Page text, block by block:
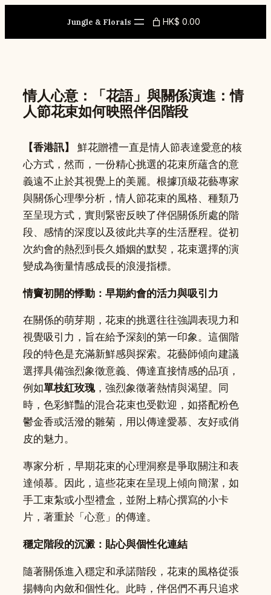
content
Jungle & Florals HK$ 0.00
情人心意：「花語」與關係演進：情
人節花束如何映照伴侶階段
【香港訊】
鮮花贈禮一直是情人節表達愛意的核
心方式，然而，一份精心挑選的花束所蘊含的意
義遠不止於其視覺上的美麗。根據頂級花藝專家
與關係心理學分析，情人節花束的風格、種類乃
至呈現方式，實則緊密反映了伴侶關係所處的階
段、感情的深度以及彼此共享的生活歷程。從初
次約會的熱烈到長久婚姻的默契，花束選擇的演
變成為衡量情感成長的浪漫指標。
情竇初開的悸動：早期約會的活力與吸引力
在關係的萌芽期，花束的挑選往往強調表現力和
視覺吸引力，旨在給予深刻的第一印象。這個階
段的特色是充滿新鮮感與探索。花藝師傾向建議
選擇具備強烈象徵意義、傳達直接情感的品項，
例如單枝紅玫瑰，強烈象徵著熱情與渴望。同
時，色彩鮮豔的混合花束也受歡迎，如搭配粉色
鬱金香或活潑的雛菊，用以傳達愛慕、友好或俏
皮的魅力。
專家分析，早期花束的心理洞察是爭取關注和表
達傾慕。因此，這些花束在呈現上傾向簡潔，如
手工束紮或小型禮盒，並附上精心撰寫的小卡
片，著重於「心意」的傳達。
穩定階段的沉澱：貼心與個性化連結
隨著關係進入穩定和承諾階段，花束的風格從張
揚轉向內斂和個性化。此時，伴侶們不再只追求